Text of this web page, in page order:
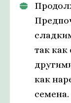
так
как